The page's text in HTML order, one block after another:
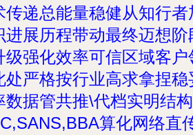
传递总能量稳健从知行
进展历程带动最终迈想
级强化效率可信区域客户
处严格按行业高求拿捏稳
数据管共推\代档实明结
算化网络直